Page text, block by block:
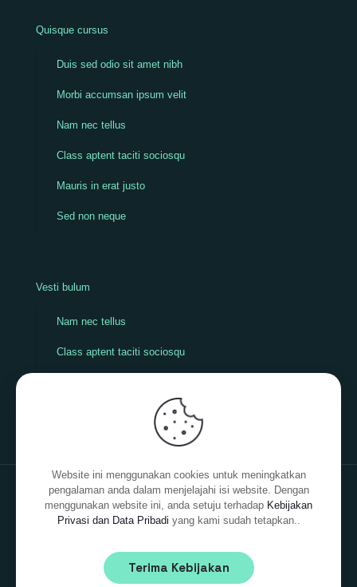
Quisque cursus
Duis sed odio sit amet nibh
Morbi accumsan ipsum velit
Nam nec tellus
Class aptent taciti sociosqu
Mauris in erat justo
Sed non neque
Vesti bulum
Nam nec tellus
Class aptent taciti sociosqu
Muffin group
| All Rights Reserved |
Website ini menggunakan cookies untuk meningkatkan
pengalaman anda dalam menjelajahi isi website. Dengan
menggunakan website ini, anda setuju terhadap Kebijakan
Privasi dan Data Pribadi yang kami sudah tetapkan..
Terima Kebijakan